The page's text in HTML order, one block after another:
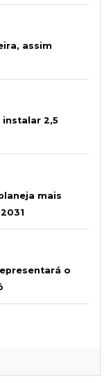
assim
2,5
mais
o